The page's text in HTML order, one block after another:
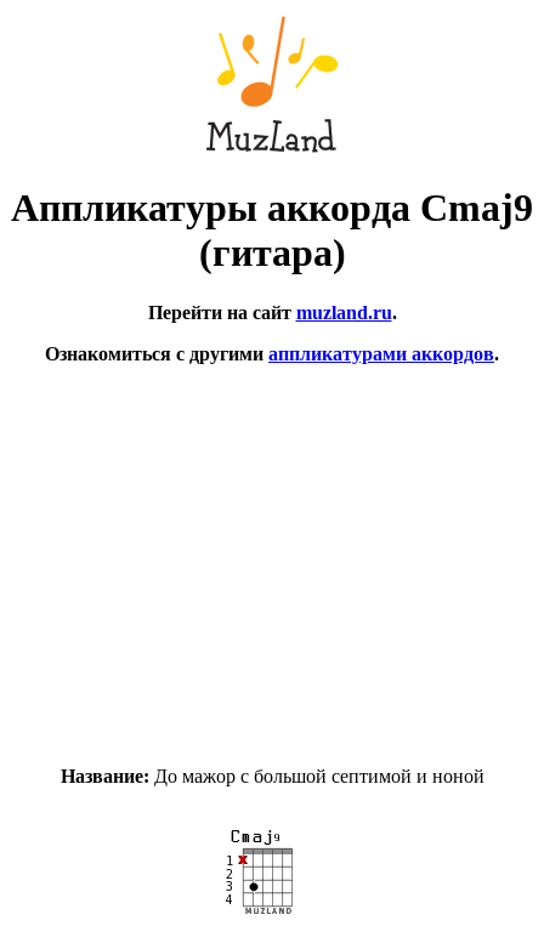
Аппликатуры аккорда Cmaj9
(гитара)
Перейти на сайт muzland.ru.
Ознакомиться с другими аппликатурами аккордов.
Название: До мажор с большой септимой и ноной